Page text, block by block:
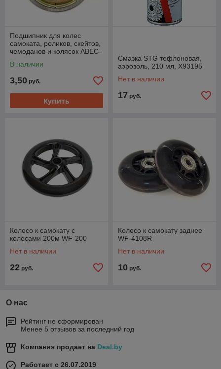
Подшипник для колес
самоката, роликов, скейтов,
чемоданов и колясок ABEC-
В наличии
3,50 руб.
Купить
Смазка STG тефлоновая,
аэрозоль, 210 мл, Х93195
Нет в наличии
17 руб.
Колесо к самокату с
колесами 200м WF-200
Нет в наличии
22 руб.
Колесо к самокату заднее
WF-4108R
Нет в наличии
10 руб.
О нас
Рейтинг не сформирован
Менее 5 отзывов за последний год
Компания продает на Deal.by
Работает с 26.07.2019